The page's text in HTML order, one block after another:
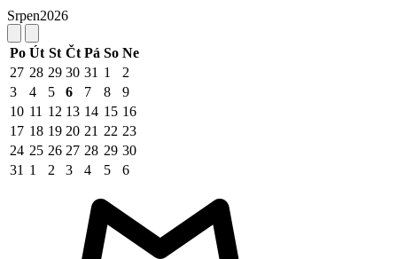
Srpen2026
Po Út St Čt Pá So Ne
27 28 29 30 31 1
2
3
4 5 6 7 8
9
10 11 12 13 14 15 16
17 18 19 20 21 22 23
24 25 26 27 28 29 30
31 1 2 3 4 5 6